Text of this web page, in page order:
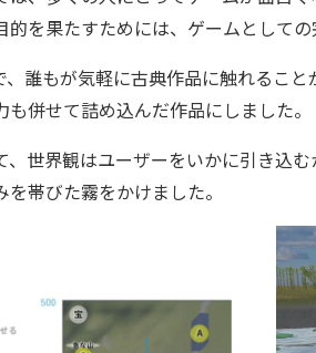
を果たすためには、ゲームとしての
、誰もが気軽に古典作品に触れるこ
併せて詰め込んだ作品にしました。
世界観はユーザーをいかに引き込
帯びた霧をかけました。